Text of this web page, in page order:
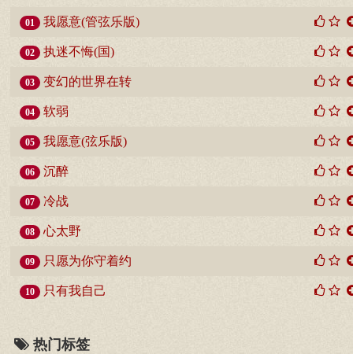
01 我愿意(管弦乐版)
02 执迷不悔(国)
03 变幻的世界在转
04 软弱
05 我愿意(弦乐版)
06 沉醉
07 冷战
08 心太野
09 只愿为你守着约
10 只有我自己
热门标签